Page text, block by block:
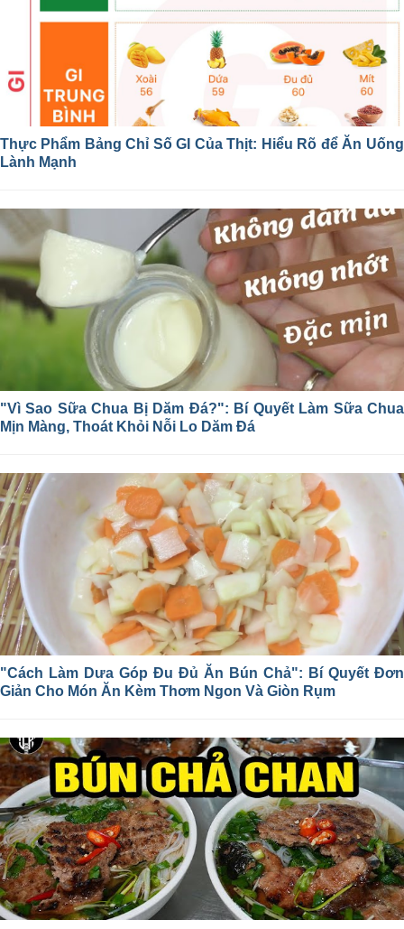
Thực Phẩm Bảng Chỉ Số GI Của Thịt: Hiểu Rõ để Ăn Uống
Lành Mạnh
"Vì Sao Sữa Chua Bị Dăm Đá?": Bí Quyết Làm Sữa Chua
Mịn Màng, Thoát Khỏi Nỗi Lo Dăm Đá
"Cách Làm Dưa Góp Đu Đủ Ăn Bún Chả": Bí Quyết Đơn
Giản Cho Món Ăn Kèm Thơm Ngon Và Giòn Rụm